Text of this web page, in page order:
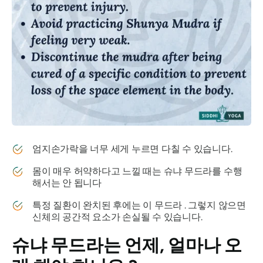
엄지손가락을 너무 세게 누르면 다칠 수 있습니다.
몸이 매우 허약하다고 느낄 때는 슈냐 무드라를 수행
해서는 안 됩니다
특정 질환이 완치된 후에는 이 무드라 . 그렇지 않으면
신체의 공간적 요소가 손실될 수 있습니다.
슈냐 무드라는 언제, 얼마나 오